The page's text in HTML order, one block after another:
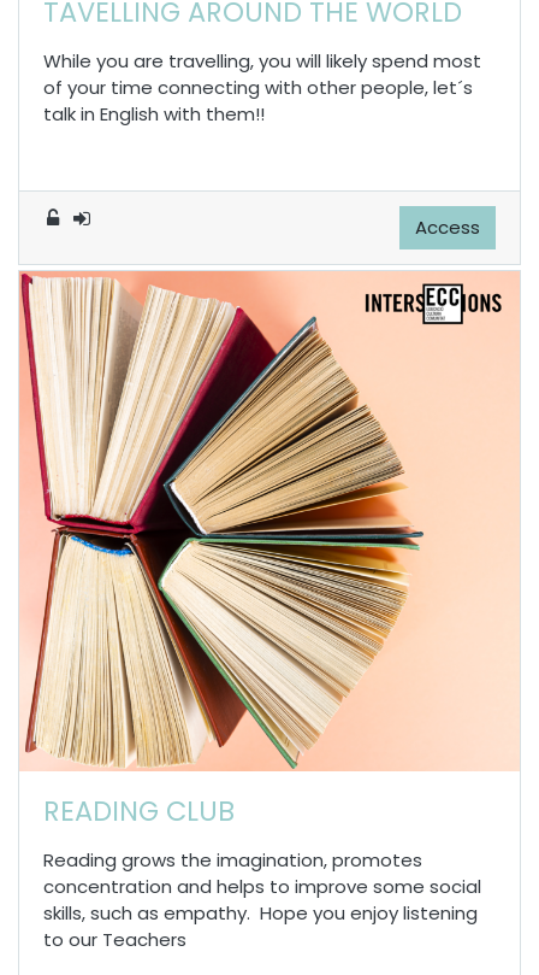
TAVELLING AROUND THE WORLD
While you are travelling, you will likely spend most
of your time connecting with other people, let´s
talk in English with them!!
Access
READING CLUB
Reading grows the imagination, promotes
concentration and helps to improve some social
skills, such as empathy. Hope you enjoy listening
to our Teachers